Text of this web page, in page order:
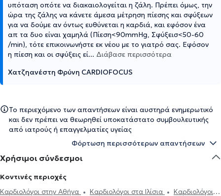
υπόταση οπότε να διακαιολογείται η ζάλη. Πρέπει όμως, την
ώρα της ζάλης να κάνετε άμεσα μέτρηση πίεσης και σφύξεων
για να δούμε αν όντως ευθύνεται η καρδιά, και εφόσον ένα
απ τα δυο είναι χαμηλά (Πίεση<90mmHg, Σφύξεισ<50-60
/min), τότε επικοινωνήστε εκ νέου με το γιατρό σας. Εφόσον
η πίεση και οι σφύξεις εί... Διάβασε περισσότερα
Χατζηανέστη Φρύνη CARDIOFOCUS
Το περιεχόμενο των απαντήσεων είναι αυστηρά ενημερωτικό
και δεν πρέπει να θεωρηθεί υποκατάστατο συμβουλευτικής
από ιατρούς ή επαγγελματίες υγείας
Φόρτωση περισσότερων απαντήσεων
Χρήσιμοι σύνδεσμοι
Κοντινές περιοχές
Καρδιολόγοι στην Αθήνα
Καρδιολόγοι στα Ιλίσια
Καρδιολόγοι